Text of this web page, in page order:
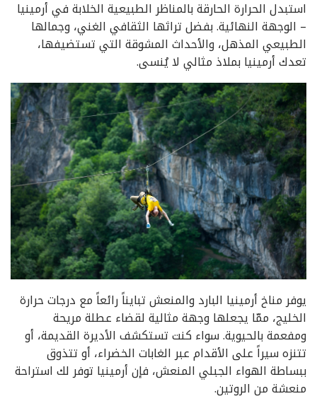
استبدل الحرارة الحارقة بالمناظر الطبيعية الخلابة في أرمينيا
– الوجهة النهائية. بفضل تراثها الثقافي الغني، وجمالها
الطبيعي المذهل، والأحداث المشوقة التي تستضيفها،
تعدك أرمينيا بملاذ مثالي لا يُنسى.
يوفر مناخ أرمينيا البارد والمنعش تبايناً رائعاً مع درجات حرارة
الخليج، ممّا يجعلها وجهة مثالية لقضاء عطلة مريحة
ومفعمة بالحيوية. سواء كنت تستكشف الأديرة القديمة، أو
تتنزه سيراً على الأقدام عبر الغابات الخضراء، أو تتذوق
ببساطة الهواء الجبلي المنعش، فإن أرمينيا توفر لك استراحة
منعشة من الروتين.